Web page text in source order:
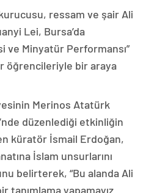
ressam ve şair Ali
Lei, Bursa’da
ve Minyatür Performansı”
öğrencileriyle bir araya
Merinos Atatürk
düzenlediği etkinliğin
küratör İsmail Erdoğan,
İslam unsurlarını
belirterek, “Bu alanda Ali
tanımlama yapamayız.